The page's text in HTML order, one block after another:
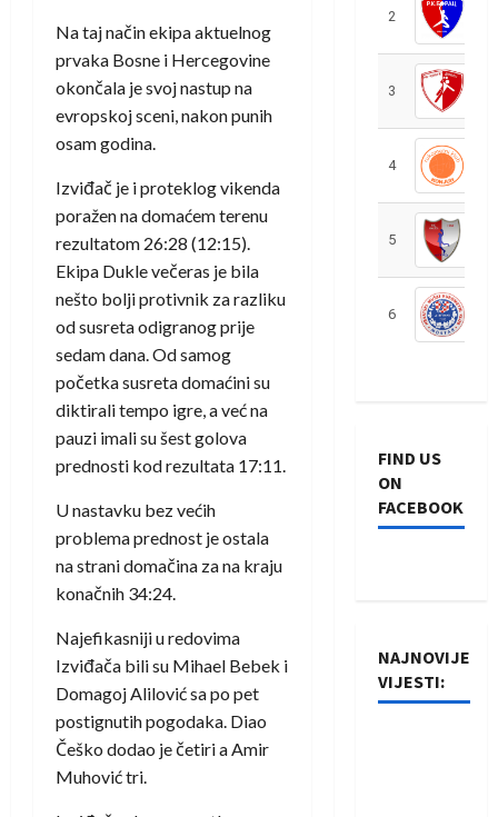
Na taj način ekipa aktuelnog
prvaka Bosne i Hercegovine
okončala je svoj nastup na
evropskoj sceni, nakon punih
osam godina.
Izviđač je i proteklog vikenda
poražen na domaćem terenu
rezultatom 26:28 (12:15).
Ekipa Dukle večeras je bila
nešto bolji protivnik za razliku
od susreta odigranog prije
sedam dana. Od samog
početka susreta domaćini su
diktirali tempo igre, a već na
pauzi imali su šest golova
prednosti kod rezultata 17:11.
U nastavku bez većih
problema prednost je ostala
na strani domačina za na kraju
konačnih 34:24.
Najefikasniji u redovima
Izviđača bili su Mihael Bebek i
Domagoj Alilović sa po pet
postignutih pogodaka. Diao
Češko dodao je četiri a Amir
Muhović tri.
2
3
4
5
6
FIND US
ON
FACEBOOK
NAJNOVIJE
VIJESTI: